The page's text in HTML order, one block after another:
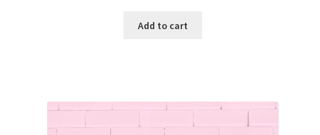
Add to cart